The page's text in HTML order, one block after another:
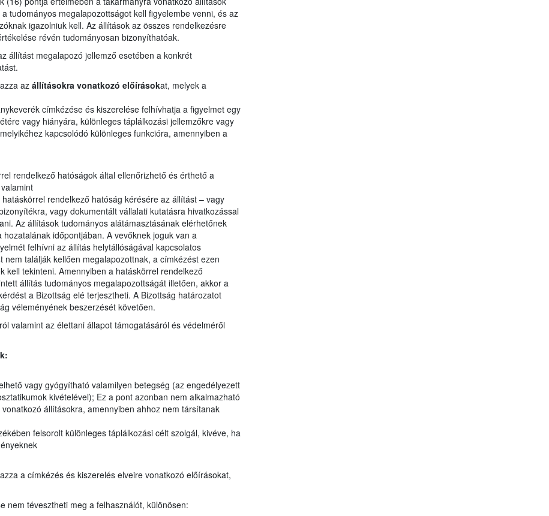
tudományos megalapozottságot kell figyelembe venni, és az
igazolniuk kell. Az állítások az összes rendelkezésre
révén tudományosan bizonyíthatóak.
állítást megalapozó jellemző esetében a konkrét
az állításokra vonatkozó előírásokat, melyek a
címkézése és kiszerelése felhívhatja a figyelmet egy
vagy hiányára, különleges táplálkozási jellemzőkre vagy
kapcsolódó különleges funkcióra, amennyiben a
rendelkező hatóságok által ellenőrizhető és érthető a
rendelkező hatóság kérésére az állítást – vagy
vagy dokumentált vállalati kutatásra hivatkozással
Az állítások tudományos alátámasztásának elérhetőnek
időpontjában. A vevőknek joguk van a
felhívni az állítás helytállóságával kapcsolatos
nem találják kellően megalapozottnak, a címkézést ezen
kell tekinteni. Amennyiben a hatáskörrel rendelkező
állítás tudományos megalapozottságát illetően, akkor a
a Bizottság elé terjesztheti. A Bizottság határozatot
véleményének beszerzését követően.
valamint az élettani állapot támogatásáról és védelméről
vagy gyógyítható valamilyen betegség (az engedélyezett
kivételével); Ez a pont azonban nem alkalmazható
állításokra, amennyiben ahhoz nem társítanak
felsorolt különleges táplálkozási célt szolgál, kivéve, ha
a címkézés és kiszerelés elveire vonatkozó előírásokat,
nem tévesztheti meg a felhasználót, különösen: